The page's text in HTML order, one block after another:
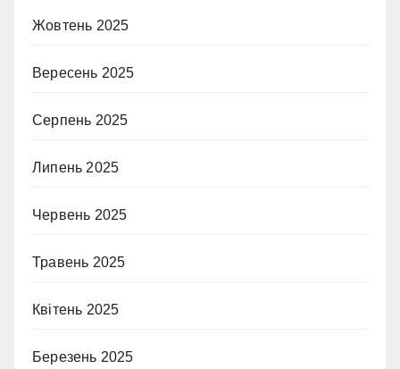
Жовтень 2025
Вересень 2025
Серпень 2025
Липень 2025
Червень 2025
Травень 2025
Квітень 2025
Березень 2025